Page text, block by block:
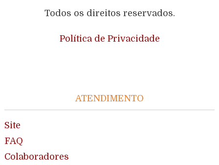
Todos os direitos reservados.
Política de Privacidade
ATENDIMENTO
Site
FAQ
Colaboradores